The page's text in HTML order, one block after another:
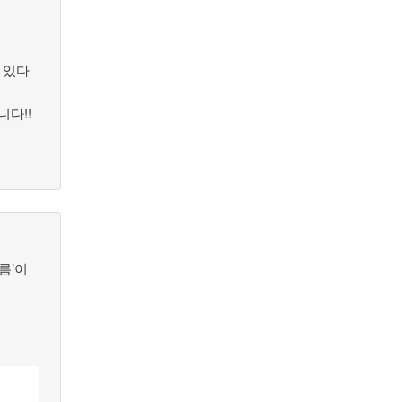
다
다!!
’이